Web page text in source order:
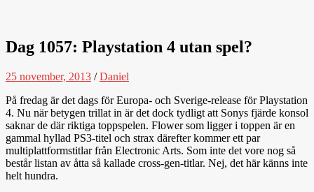
Dag 1057: Playstation 4 utan spel?
25 november, 2013 /Daniel
På fredag är det dags för Europa- och Sverige-release för Playstation
4. Nu när betygen trillat in är det dock tydligt att Sonys fjärde konsol
saknar de där riktiga toppspelen. Flower som ligger i toppen är en
gammal hyllad PS3-titel och strax därefter kommer ett par
multiplattformstitlar från Electronic Arts. Som inte det vore nog så
består listan av åtta så kallade cross-gen-titlar. Nej, det här känns inte
helt hundra.